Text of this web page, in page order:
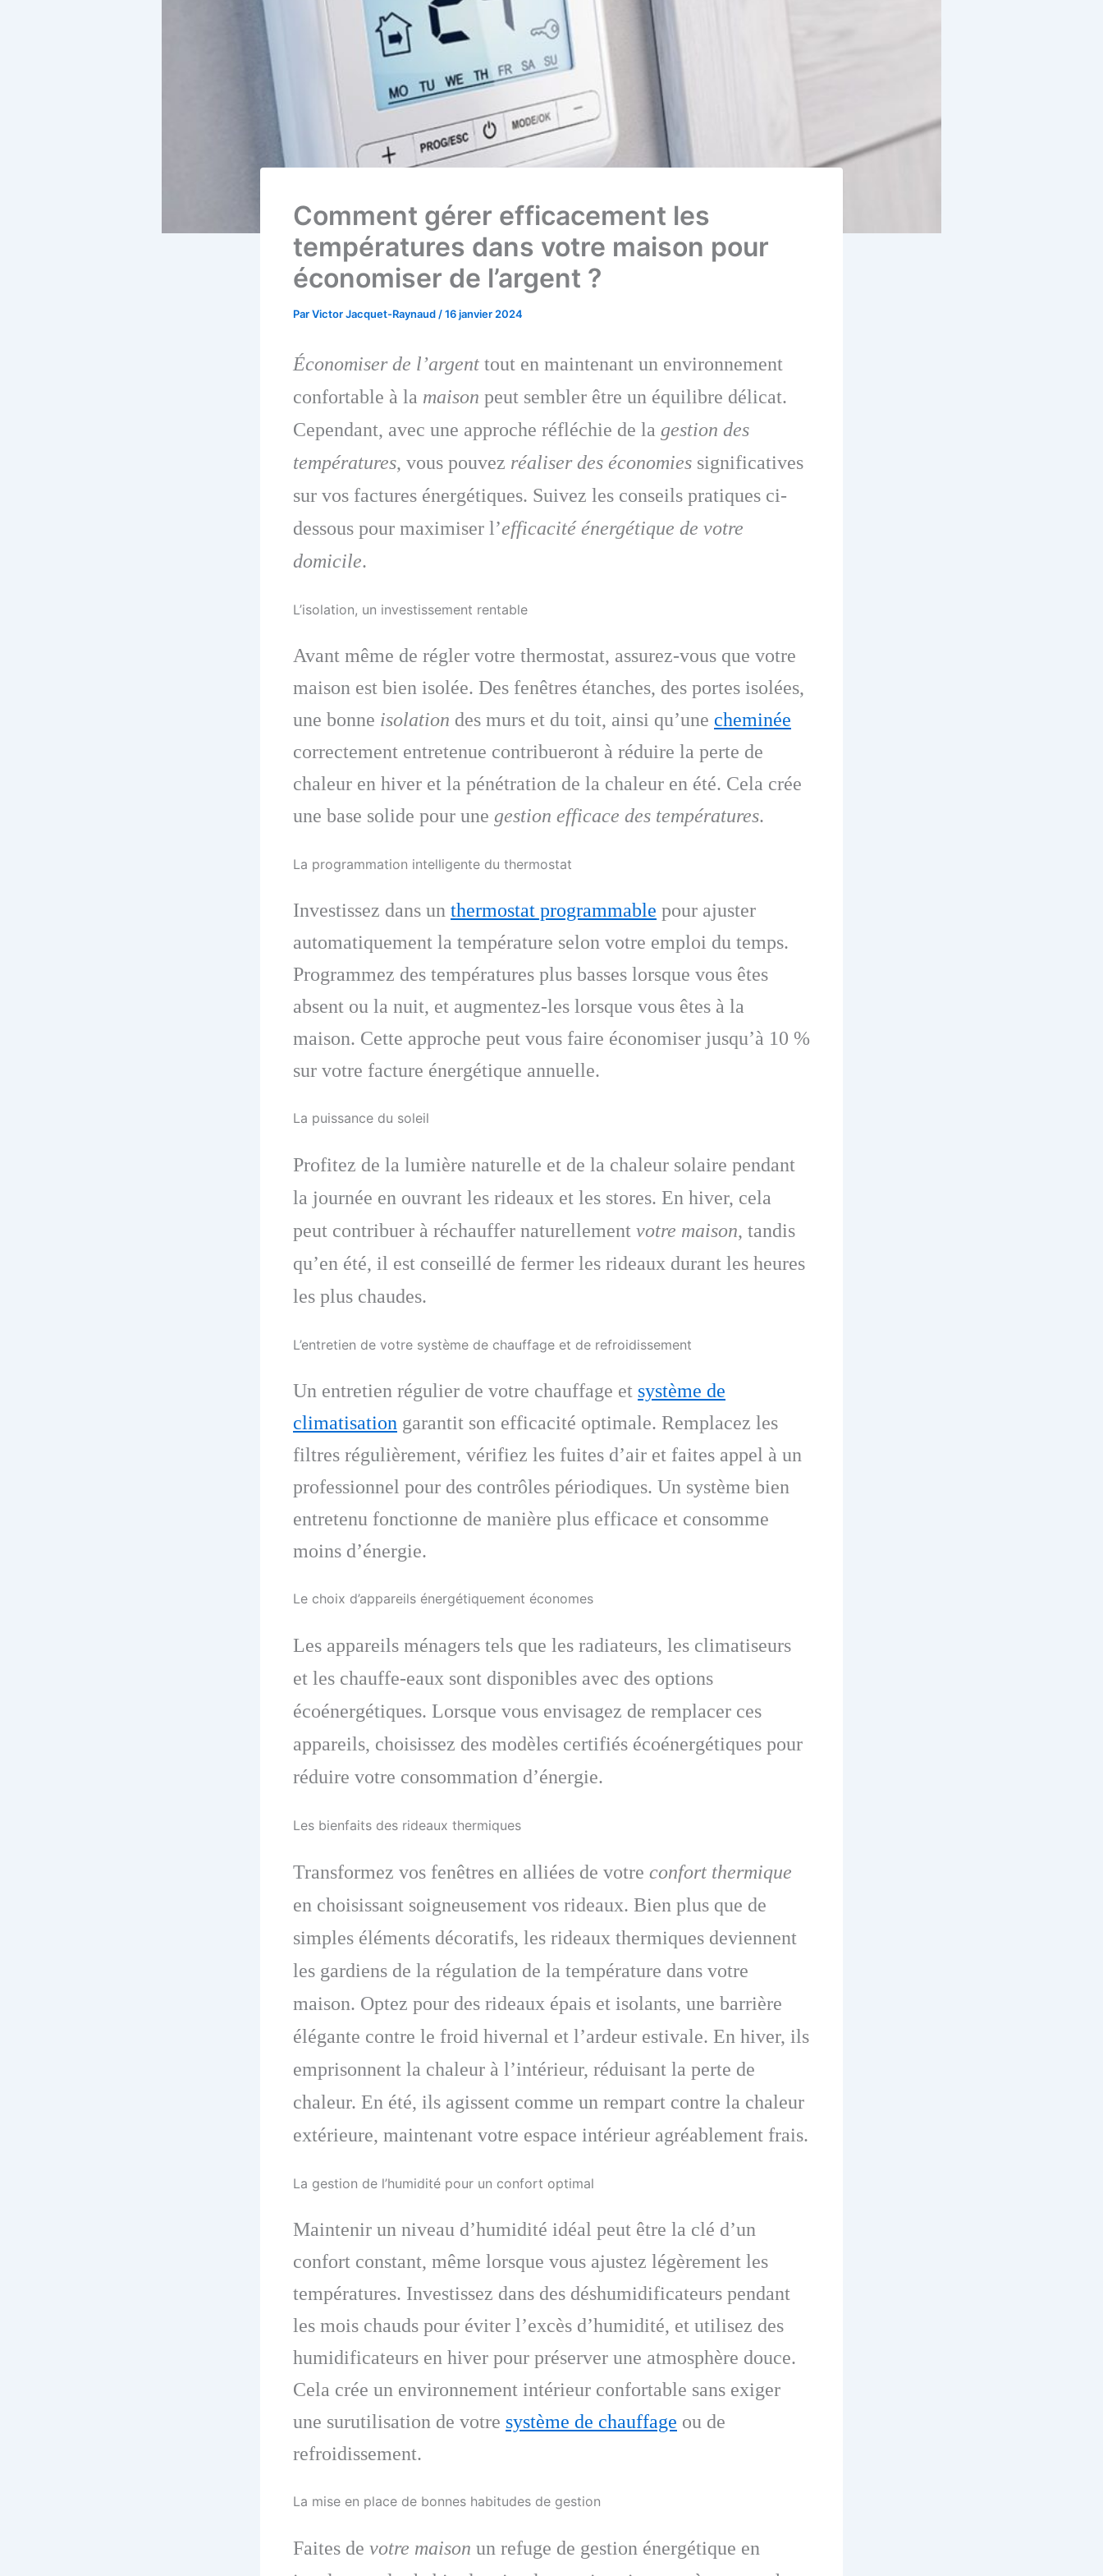
Comment gérer efficacement les
températures dans votre maison pour
économiser de l’argent ?
ParVictor Jacquet-Raynaud/16 janvier 2024
Économiser de l’argent tout en maintenant un environnement
confortable à la maison peut sembler être un équilibre délicat.
Cependant, avec une approche réfléchie de la gestion des
températures, vous pouvez réaliser des économies significatives
sur vos factures énergétiques. Suivez les conseils pratiques ci-
dessous pour maximiser l’efficacité énergétique de votre
domicile.
L’isolation, un investissement rentable
Avant même de régler votre thermostat, assurez-vous que votre
maison est bien isolée. Des fenêtres étanches, des portes isolées,
une bonne isolation des murs et du toit, ainsi qu’une cheminée
correctement entretenue contribueront à réduire la perte de
chaleur en hiver et la pénétration de la chaleur en été. Cela crée
une base solide pour une gestion efficace des températures.
La programmation intelligente du thermostat
Investissez dans un thermostat programmable pour ajuster
automatiquement la température selon votre emploi du temps.
Programmez des températures plus basses lorsque vous êtes
absent ou la nuit, et augmentez-les lorsque vous êtes à la
maison. Cette approche peut vous faire économiser jusqu’à 10 %
sur votre facture énergétique annuelle.
La puissance du soleil
Profitez de la lumière naturelle et de la chaleur solaire pendant
la journée en ouvrant les rideaux et les stores. En hiver, cela
peut contribuer à réchauffer naturellement votre maison, tandis
qu’en été, il est conseillé de fermer les rideaux durant les heures
les plus chaudes.
L’entretien de votre système de chauffage et de refroidissement
Un entretien régulier de votre chauffage et système de
climatisation garantit son efficacité optimale. Remplacez les
filtres régulièrement, vérifiez les fuites d’air et faites appel à un
professionnel pour des contrôles périodiques. Un système bien
entretenu fonctionne de manière plus efficace et consomme
moins d’énergie.
Le choix d’appareils énergétiquement économes
Les appareils ménagers tels que les radiateurs, les climatiseurs
et les chauffe-eaux sont disponibles avec des options
écoénergétiques. Lorsque vous envisagez de remplacer ces
appareils, choisissez des modèles certifiés écoénergétiques pour
réduire votre consommation d’énergie.
Les bienfaits des rideaux thermiques
Transformez vos fenêtres en alliées de votre confort thermique
en choisissant soigneusement vos rideaux. Bien plus que de
simples éléments décoratifs, les rideaux thermiques deviennent
les gardiens de la régulation de la température dans votre
maison. Optez pour des rideaux épais et isolants, une barrière
élégante contre le froid hivernal et l’ardeur estivale. En hiver, ils
emprisonnent la chaleur à l’intérieur, réduisant la perte de
chaleur. En été, ils agissent comme un rempart contre la chaleur
extérieure, maintenant votre espace intérieur agréablement frais.
La gestion de l’humidité pour un confort optimal
Maintenir un niveau d’humidité idéal peut être la clé d’un
confort constant, même lorsque vous ajustez légèrement les
températures. Investissez dans des déshumidificateurs pendant
les mois chauds pour éviter l’excès d’humidité, et utilisez des
humidificateurs en hiver pour préserver une atmosphère douce.
Cela crée un environnement intérieur confortable sans exiger
une surutilisation de votre système de chauffage ou de
refroidissement.
La mise en place de bonnes habitudes de gestion
Faites de votre maison un refuge de gestion énergétique en